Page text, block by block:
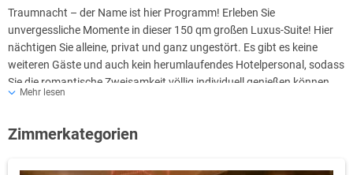
Traumnacht – der Name ist hier Programm! Erleben Sie
unvergessliche Momente in dieser 150 qm großen Luxus-Suite! Hier
nächtigen Sie alleine, privat und ganz ungestört. Es gibt es keine
weiteren Gäste und auch kein herumlaufendes Hotelpersonal, sodass
Sie die romantische Zweisamkeit völlig individuell genießen können.
besonderes Ambiente für gemeinsame Zeit zu Zweit!
Mehr lesen
Zimmerkategorien